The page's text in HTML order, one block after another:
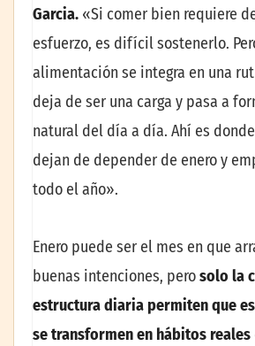
Garcia. «Si comer bien requiere
esfuerzo, es difícil sostenerlo.
alimentación se integra en una
deja de ser una carga y pasa a
natural del día a día. Ahí es
dejan de depender de enero y
todo el año».
Enero puede ser el mes en que
buenas intenciones, perosolo la
estructura diaria permiten que
se transformen en hábitos reales